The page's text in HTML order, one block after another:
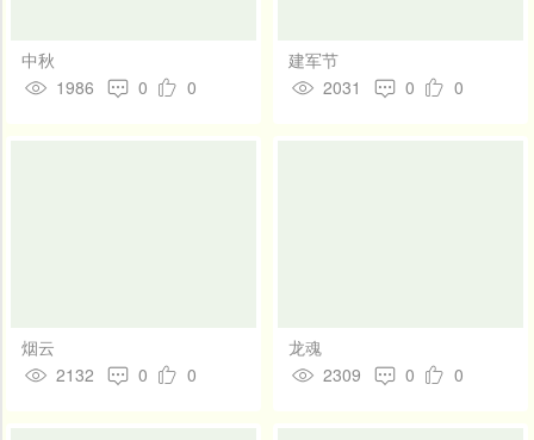
中秋
1986
0 0
建军节
2031
0 0
烟云
2132
0 0
龙魂
2309
0 0